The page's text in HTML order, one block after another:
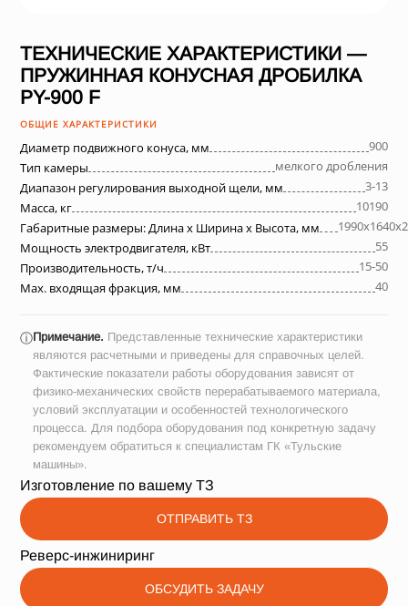
ТЕХНИЧЕСКИЕ ХАРАКТЕРИСТИКИ —
ПРУЖИННАЯ КОНУСНАЯ ДРОБИЛКА
PY-900 F
ОБЩИЕ ХАРАКТЕРИСТИКИ
Диаметр подвижного конуса, мм
900
Тип камеры
мелкого дробления
Диапазон регулирования выходной щели, мм
3-13
Масса, кг
10190
Габаритные размеры: Длина х Ширина х Высота, мм
Мощность электродвигателя, кВт
55
Производительность, т/ч
15-50
Max. входящая фракция, мм
40
ⓘПримечание. Представленные технические характеристики
являются расчетными и приведены для справочных целей.
Фактические показатели работы оборудования зависят от
физико-механических свойств перерабатываемого материала,
условий эксплуатации и особенностей технологического
процесса. Для подбора оборудования под конкретную задачу
рекомендуем обратиться к специалистам ГК «Тульские
машины».
Изготовление по вашему ТЗ
ОТПРАВИТЬ ТЗ
Реверс-инжиниринг
ОБСУДИТЬ ЗАДАЧУ